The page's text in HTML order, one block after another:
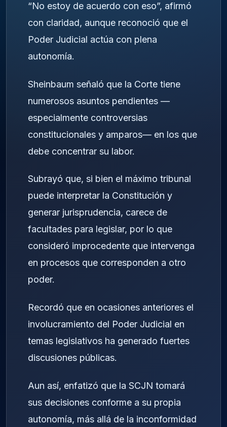
“No estoy de acuerdo con eso”, afirmó
con claridad, aunque reconoció que el
Poder Judicial actúa con plena
autonomía.
Sheinbaum señaló que la Corte tiene
numerosos asuntos pendientes —
especialmente controversias
constitucionales y amparos— en los que
debe concentrar su labor.
Subrayó que, si bien el máximo tribunal
puede interpretar la Constitución y
generar jurisprudencia, carece de
facultades para legislar, por lo que
consideró improcedente que intervenga
en procesos que corresponden a otro
poder.
Recordó que en ocasiones anteriores el
involucramiento del Poder Judicial en
temas legislativos ha generado fuertes
discusiones públicas.
Aun así, enfatizó que la SCJN tomará
sus decisiones conforme a su propia
autonomía, más allá de la inconformidad